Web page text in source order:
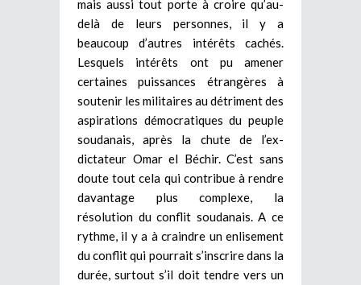
mais aussi tout porte à croire qu’au-
delà de leurs personnes, il y a
beaucoup d’autres intérêts cachés.
Lesquels intérêts ont pu amener
certaines puissances étrangères à
soutenir les militaires au détriment des
aspirations démocratiques du peuple
soudanais, après la chute de l’ex-
dictateur Omar el Béchir. C’est sans
doute tout cela qui contribue à rendre
davantage plus complexe, la
résolution du conflit soudanais. A ce
rythme, il y a à craindre un enlisement
du conflit qui pourrait s’inscrire dans la
durée, surtout s’il doit tendre vers un